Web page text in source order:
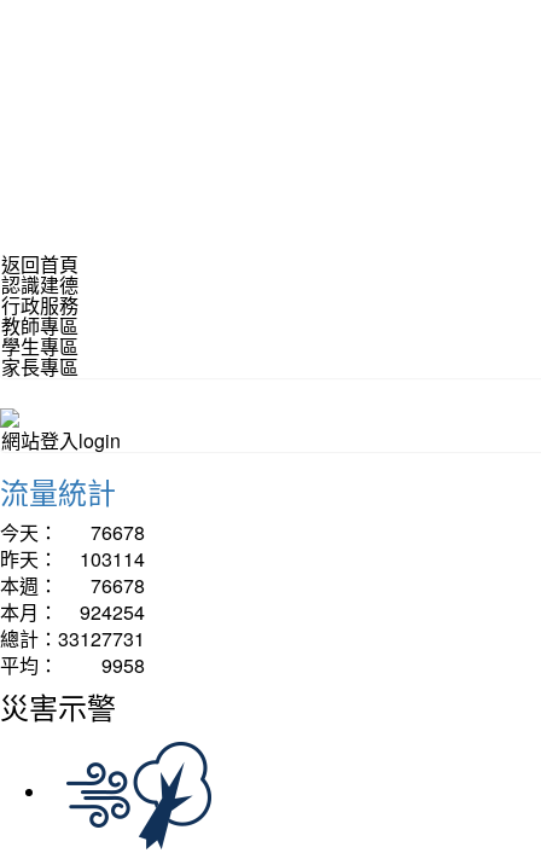
返回首頁
認識建德
行政服務
教師專區
學生專區
家長專區
網站登入login
流量統計
今天：
76678
昨天：
103114
本週：
76678
本月：
924254
總計： 33127731
平均：
9958
災害示警